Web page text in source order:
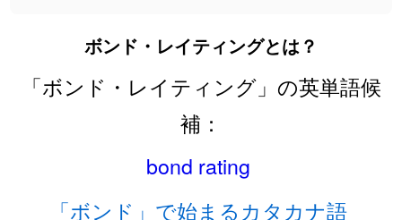
ボンド・レイティングとは？
「ボンド・レイティング」の英単語候
補：
bond rating
「ボンド」で始まるカタカナ語